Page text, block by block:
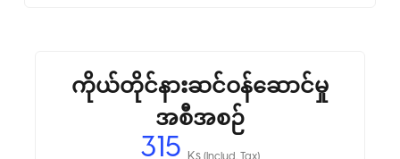
ကိုယ်တိုင်နားဆင်ဝန်ဆောင်မှု
အစီအစဉ်
315 Ks (Includ. Tax)